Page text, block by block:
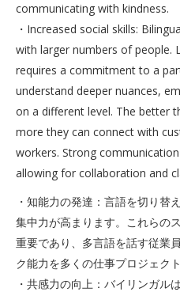
communicating with kindness.
・Increased social skills:
with larger numbers of people.
requires a commitment to a
understand deeper nuances,
on a different level. The better
more they can connect with
workers. Strong
allowing for collaboration and
・知能力の発達：言語を切り替
集中力が高まります。これらの
重要であり、多言語を話す従業
ク能力を多くの仕事プロジェク
・共感力の向上：バイリンガル